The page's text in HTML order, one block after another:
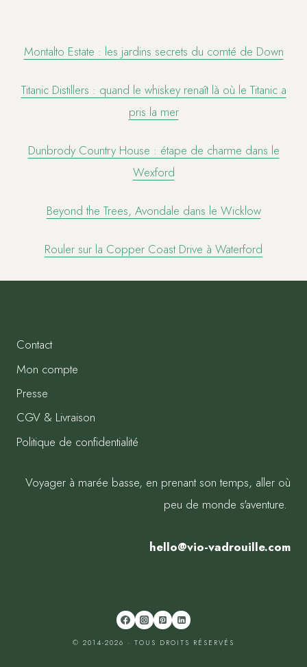
Montalto Estate : les jardins secrets du comté de Down
Titanic Distillers : quand le whiskey renaît là où le Titanic a
pris la mer
Dunbrody Country House : étape de charme dans le
Wexford
Beyond the Trees, Avondale dans le Wicklow
Rouler sur la Copper Coast Drive à Waterford
Contact
Mon compte
Presse
CGV & Livraison
Politique de confidentialité
Voyager à marée basse, en prenant son temps, aller où
peu de monde s'aventure.
hello@vio-vadrouille.com
© 2014-2026 · TOUS DROITS RÉSERVÉS